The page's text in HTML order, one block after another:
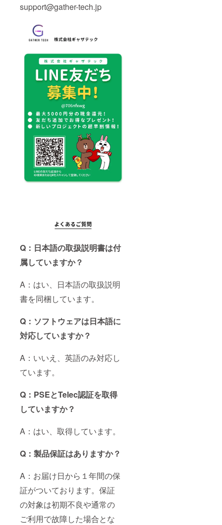
support@gather-tech.jp
Q：日本語の取扱説明書は付
属していますか？
A：はい、日本語の取扱説明
書を同梱しています。
Q：ソフトウェアは日本語に
対応していますか？
A：いいえ、英語のみ対応し
ています。
Q：PSEとTelec認証を取得
していますか？
A：はい、取得しています。
Q：製品保証はありますか？
A：お届け日から１年間の保
証がついております。保証
の対象は初期不良や通常の
ご利用で故障した場合とな